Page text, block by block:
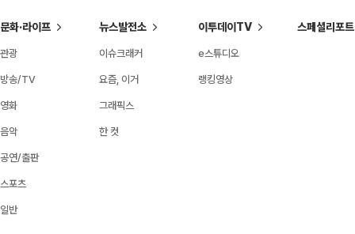
문화·라이프
관광
방송/TV
영화
음악
공연/출판
스포츠
일반
뉴스발전소
이슈크래커
요즘, 이거
그래픽스
한 컷
이투데이TV
e스튜디오
랭킹영상
스페셜리포트